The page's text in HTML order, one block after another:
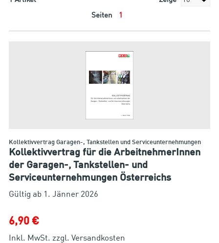
Seiten 1
Kollektivvertrag Garagen-, Tankstellen und Serviceunternehmungen
Kollektivvertrag für die ArbeitnehmerInnen
der Garagen-, Tankstellen- und
Serviceunternehmungen Österreichs
6,90 €
Inkl. MwSt. zzgl. Versandkosten